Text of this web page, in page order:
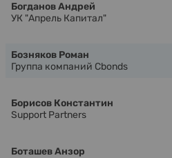
Богданов Андрей
УК "Апрель Капитал"
Бозняков Роман
Группа компаний Cbonds
Борисов Константин
Support Partners
Боташев Анзор